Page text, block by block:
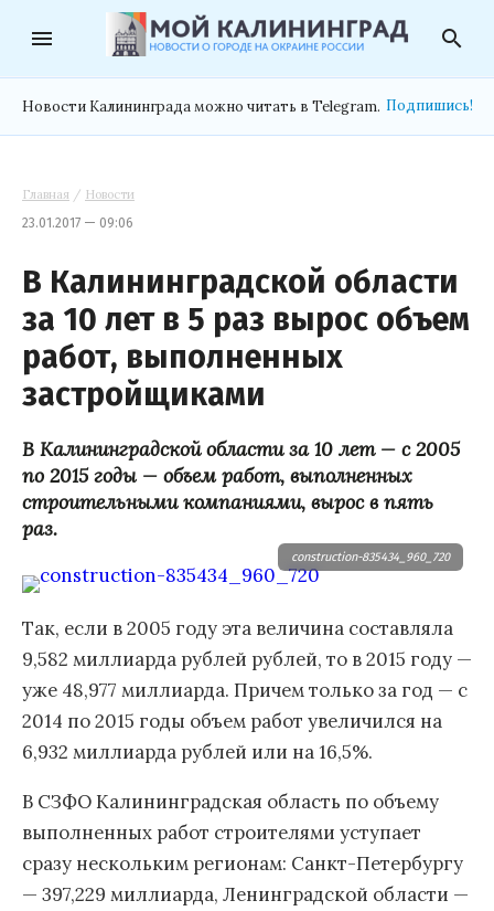
menu search
Новости Калининграда можно читать в Telegram. Подпишись!
Главная / Новости
23.01.2017 — 09:06
В Калининградской области
за 10 лет в 5 раз вырос объем
работ, выполненных
застройщиками
В Калининградской области за 10 лет — с 2005
по 2015 годы — объем работ, выполненных
строительными компаниями, вырос в пять
раз.
construction-835434_960_720
Так, если в 2005 году эта величина составляла
9,582 миллиарда рублей рублей, то в 2015 году —
уже 48,977 миллиарда. Причем только за год — с
2014 по 2015 годы объем работ увеличился на
6,932 миллиарда рублей или на 16,5%.
В СЗФО Калининградская область по объему
выполненных работ строителями уступает
сразу нескольким регионам: Санкт-Петербургу
— 397,229 миллиарда, Ленинградской области —